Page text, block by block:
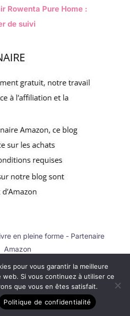
Rowenta Pure Home :
de suivi
en pleine forme - Partenaire
Amazon
Contact
légales
de confidentialité
pour vous garantir la meilleure
Si vous continuez à utiliser ce
que vous en êtes satisfait.
Politique de confidentialité